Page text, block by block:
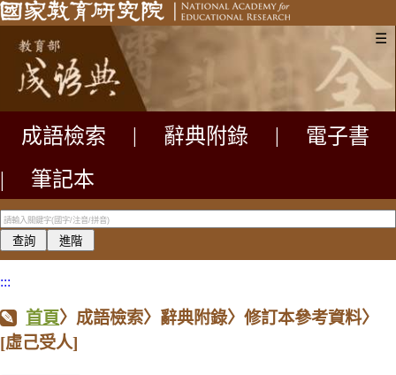
☰
成語檢索 辭典附錄
電子書
|
筆記本
:::
首頁〉成語檢索〉辭典附錄〉修訂本參考資料〉
[虛己受人]